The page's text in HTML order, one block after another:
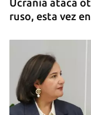
ruso, esta vez